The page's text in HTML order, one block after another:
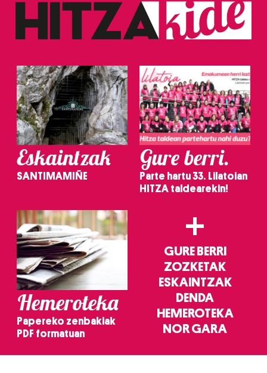
baliatzen gara. Ohar hau onartuz gero, teknologia hori
erabiltzeko baimen esplizitua ematen diguzu. Gehiago
irakurri
Eskaintzak
SANTIMAMIÑE
Gure berri.
Parte hartu 33. Lilatoian
HITZA taldearekin!
Hemeroteka
Papereko zenbakiak
PDF formatuan
+
GURE BERRI
ZOZKETAK
ESKAINTZAK
DENDA
HEMEROTEKA
NOR GARA